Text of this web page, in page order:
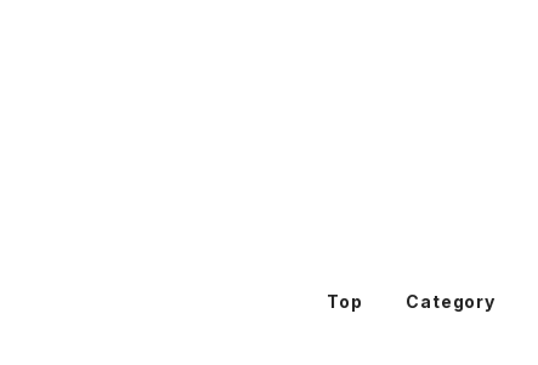
Top Category